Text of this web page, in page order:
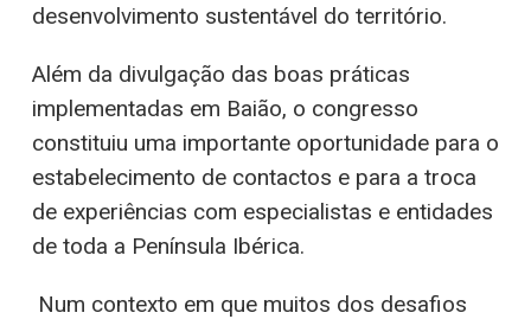
desenvolvimento sustentável do território.
Além da divulgação das boas práticas
implementadas em Baião, o congresso
constituiu uma importante oportunidade para o
estabelecimento de contactos e para a troca
de experiências com especialistas e entidades
de toda a Península Ibérica.
Num contexto em que muitos dos desafios